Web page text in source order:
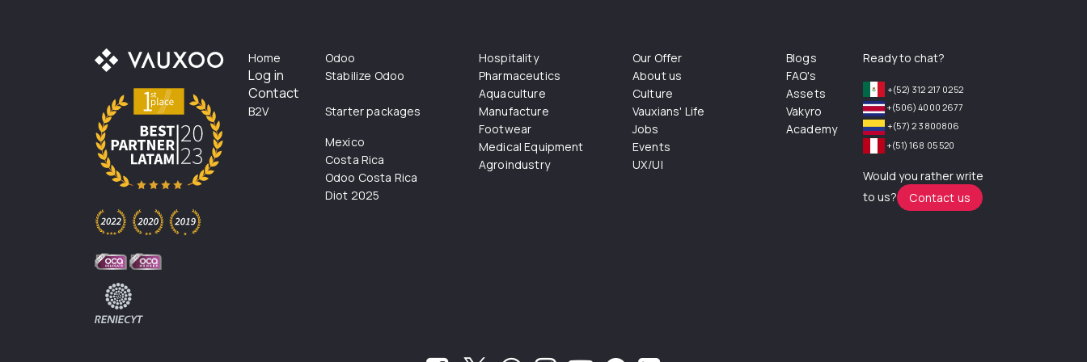
Home
Log in
Contact
B2V
Odoo
Stabilize Odoo
Starter packages
Mexico
Costa Rica
Odoo Costa Rica
Diot 2025
Hospitality
Pharmaceutics
Aquaculture
Manufacture
Footwear
Medical Equipment
Agroindustry
Our Offer
About us
Culture
Vauxians' Life
Jobs
Events
UX/UI
Blogs
FAQ's
Assets
Vakyro
Academy
Ready to chat?
+(52) 312 217 0252
+(506) 4000 2677
+(57) 2 3800806
+(51) 168 05 520
Would you rather write
to us?
Contact us